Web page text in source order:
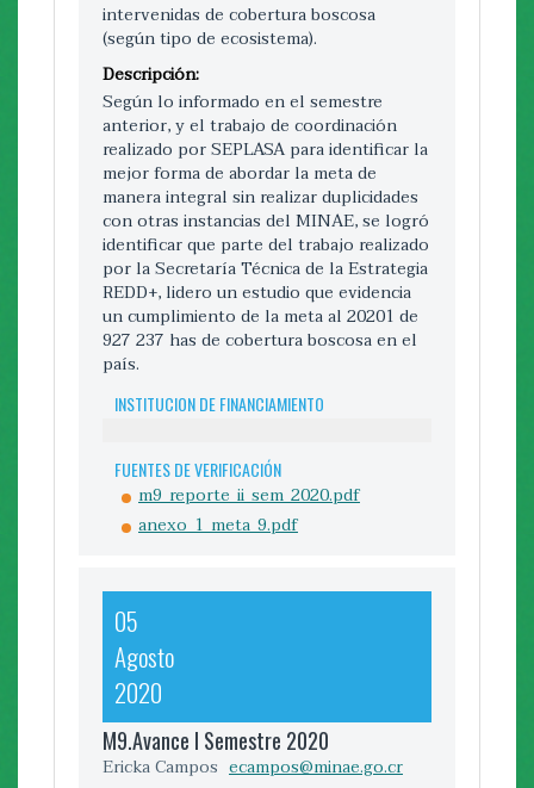
intervenidas de cobertura boscosa
(según tipo de ecosistema).
Descripción:
Según lo informado en el semestre
anterior, y el trabajo de coordinación
realizado por SEPLASA para identificar la
mejor forma de abordar la meta de
manera integral sin realizar duplicidades
con otras instancias del MINAE, se logró
identificar que parte del trabajo realizado
por la Secretaría Técnica de la Estrategia
REDD+, lidero un estudio que evidencia
un cumplimiento de la meta al 20201 de
927 237 has de cobertura boscosa en el
país.
INSTITUCION DE FINANCIAMIENTO
FUENTES DE VERIFICACIÓN
m9_reporte_ii_sem_2020.pdf
anexo_1_meta_9.pdf
05
Agosto
2020
M9.Avance I Semestre 2020
Ericka Campos ecampos@minae.go.cr
Para el segundo semestre del 2023 y
durante el 2024 se espera completar
todos los procesos planificados y en
desarrollo que se están llevando a cabo
en la cuenca prioritaria del Tárcoles.
INSTITUCION DE FINANCIAMIENTO
Página web de CADETI
,
Programa de pequeñas donaciones
PNUD
meta_11_enb2_cadeti_i_semestre_2023-
firmada.pdf
COMENTARIOS A LA META NACIONAL
EXPORTAR REPORTE DE LA META GLOBAL
EXPORTAR REPORTE DE METAS NACIONALES